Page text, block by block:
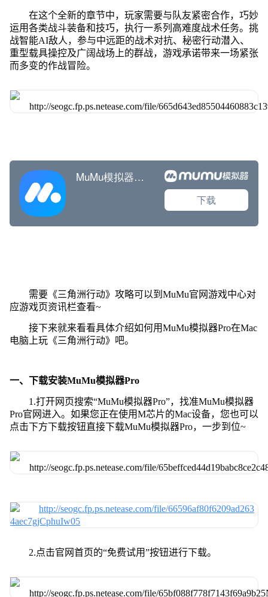
在这个全新的章节中，玩家需要与队友紧密合作，巧妙
运用各类战斗装备和技巧，执行一系列高难度战术任务。挑
战智能AI敌人，参与中远距的战术对抗、秘密行动潜入、
重型载具操控及广阔战场上的群战，游戏承诺带来一场紧张
而多变的作战冒险。
需要《三角洲行动》攻略可以到MuMu官网游戏中心对
应游戏页资讯栏查看~
接下来就来看看具体介绍如何用MuMu模拟器Pro在Mac
电脑上玩《三角洲行动》吧。
一、下载安装MuMu模拟器Pro
1.打开网页搜索“MuMu模拟器Pro”，找准MuMu模拟器
Pro官网进入。如果您正在使用M芯片的Mac设备，您也可以
点击下方下载按钮直接下载MuMu模拟器Pro，一步到位~
2.点击官网首页的“免费试用”按钮进行下载。